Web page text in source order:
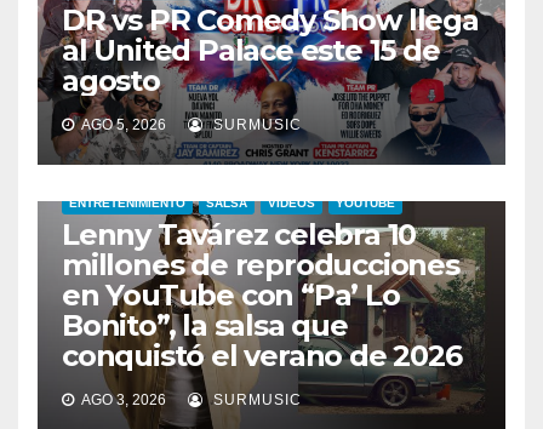
DR vs PR Comedy Show llega
al United Palace este 15 de
agosto
AGO 5, 2026 SURMUSIC
ENTRETENIMIENTO SALSA VIDEOS YOUTUBE
Lenny Tavárez celebra 10
millones de reproducciones
en YouTube con “Pa’ Lo
Bonito”, la salsa que
conquistó el verano de 2026
AGO 3, 2026 SURMUSIC
CABIMAS ENTRETENIMIENTO TALENTO ZULIANO
VENEZUELA